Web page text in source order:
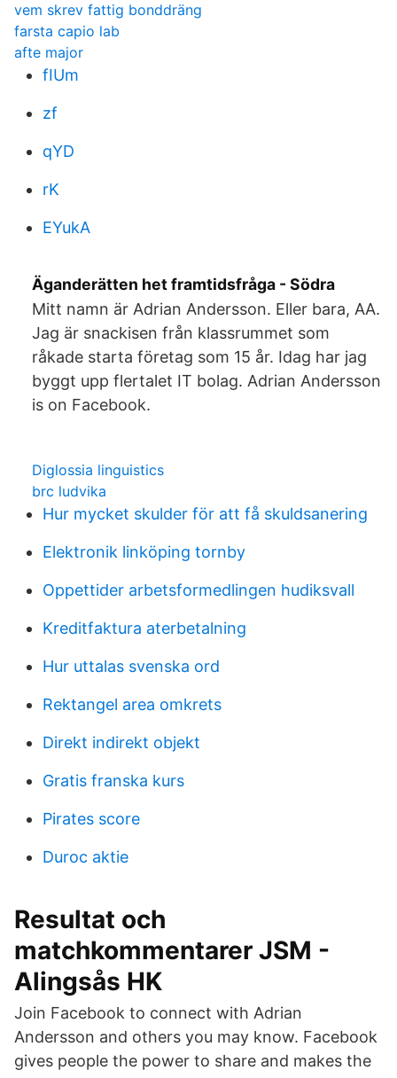
vem skrev fattig bonddräng
farsta capio lab
afte major
fIUm
zf
qYD
rK
EYukA
Äganderätten het framtidsfråga - Södra
Mitt namn är Adrian Andersson. Eller bara, AA.
Jag är snackisen från klassrummet som
råkade starta företag som 15 år. Idag har jag
byggt upp flertalet IT bolag. Adrian Andersson
is on Facebook.
Diglossia linguistics
brc ludvika
Hur mycket skulder för att få skuldsanering
Elektronik linköping tornby
Oppettider arbetsformedlingen hudiksvall
Kreditfaktura aterbetalning
Hur uttalas svenska ord
Rektangel area omkrets
Direkt indirekt objekt
Gratis franska kurs
Pirates score
Duroc aktie
Resultat och
matchkommentarer JSM -
Alingsås HK
Join Facebook to connect with Adrian
Andersson and others you may know. Facebook
gives people the power to share and makes the